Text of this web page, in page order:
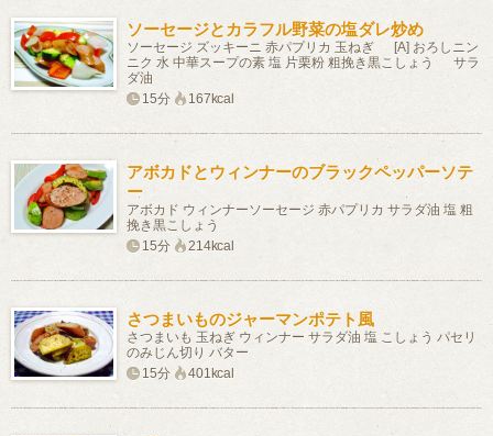
ソーセージとカラフル野菜の塩ダレ炒め
ソーセージ ズッキーニ 赤パプリカ 玉ねぎ [A] おろしニン
ニク 水 中華スープの素 塩 片栗粉 粗挽き黒こしょう サラ
ダ油
15分
167kcal
アボカドとウィンナーのブラックペッパーソテ
ー
アボカド ウィンナーソーセージ 赤パプリカ サラダ油 塩 粗
挽き黒こしょう
15分
214kcal
さつまいものジャーマンポテト風
さつまいも 玉ねぎ ウィンナー サラダ油 塩 こしょう パセリ
のみじん切り バター
15分
401kcal